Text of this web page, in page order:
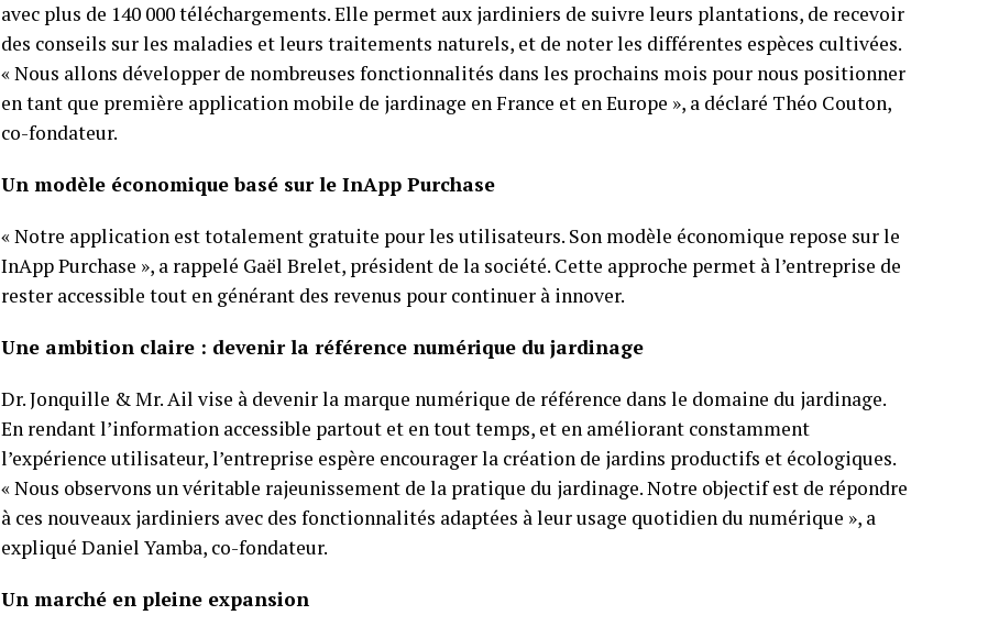
avec plus de 140 000 téléchargements. Elle permet aux jardiniers de suivre leurs plantations, de recevoir
des conseils sur les maladies et leurs traitements naturels, et de noter les différentes espèces cultivées.
« Nous allons développer de nombreuses fonctionnalités dans les prochains mois pour nous positionner
en tant que première application mobile de jardinage en France et en Europe », a déclaré Théo Couton,
co-fondateur.
Un modèle économique basé sur le InApp Purchase
« Notre application est totalement gratuite pour les utilisateurs. Son modèle économique repose sur le
InApp Purchase », a rappelé Gaël Brelet, président de la société. Cette approche permet à l’entreprise de
rester accessible tout en générant des revenus pour continuer à innover.
Une ambition claire : devenir la référence numérique du jardinage
Dr. Jonquille & Mr. Ail vise à devenir la marque numérique de référence dans le domaine du jardinage.
En rendant l’information accessible partout et en tout temps, et en améliorant constamment
l’expérience utilisateur, l’entreprise espère encourager la création de jardins productifs et écologiques.
« Nous observons un véritable rajeunissement de la pratique du jardinage. Notre objectif est de répondre
à ces nouveaux jardiniers avec des fonctionnalités adaptées à leur usage quotidien du numérique », a
expliqué Daniel Yamba, co-fondateur.
Un marché en pleine expansion